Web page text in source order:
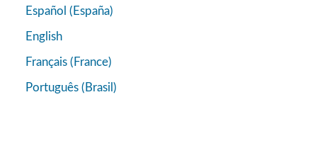
Español (España)
English
Français (France)
Português (Brasil)